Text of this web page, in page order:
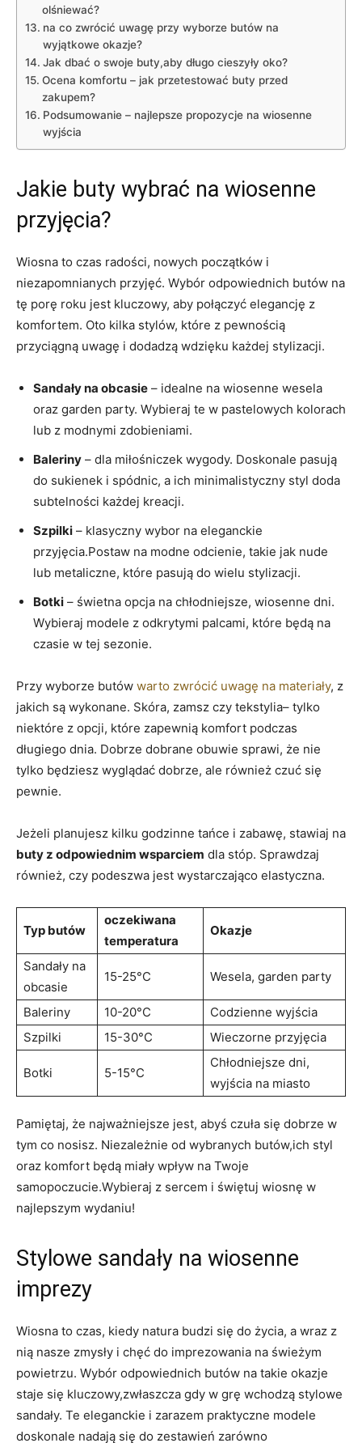
olśniewać?
na co zwrócić uwagę przy wyborze butów na
wyjątkowe okazje?
Jak dbać o swoje buty,aby długo cieszyły oko?
Ocena komfortu – jak przetestować buty przed
zakupem?
Podsumowanie – najlepsze propozycje na wiosenne
wyjścia
Jakie buty wybrać na wiosenne
przyjęcia?
Wiosna to czas radości, nowych początków i
niezapomnianych przyjęć. Wybór odpowiednich butów na
tę porę roku jest kluczowy, aby połączyć elegancję z
komfortem. Oto kilka stylów, które z pewnością
przyciągną uwagę i dodadzą wdzięku każdej stylizacji.
Sandały na obcasie – idealne na wiosenne wesela
oraz garden party. Wybieraj te w pastelowych kolorach
lub z modnymi zdobieniami.
Baleriny – dla miłośniczek wygody. Doskonale pasują
do sukienek i spódnic, a ich minimalistyczny styl doda
subtelności każdej kreacji.
Szpilki – klasyczny wybor na eleganckie
przyjęcia.Postaw na modne odcienie, takie jak nude
lub metaliczne, które pasują do wielu stylizacji.
Botki – świetna opcja na chłodniejsze, wiosenne dni.
Wybieraj modele z odkrytymi palcami, które będą na
czasie w tej sezonie.
Przy wyborze butów warto zwrócić uwagę na materiały, z
jakich są wykonane. Skóra, zamsz czy tekstylia– tylko
niektóre z opcji, które zapewnią komfort podczas
długiego dnia. Dobrze dobrane obuwie sprawi, że nie
tylko będziesz wyglądać dobrze, ale również czuć się
pewnie.
Jeżeli planujesz kilku godzinne tańce i zabawę, stawiaj na
buty z odpowiednim wsparciem dla stóp. Sprawdzaj
również, czy podeszwa jest wystarczająco elastyczna.
Typ butów
oczekiwana
temperatura
Okazje
Sandały na
obcasie
15-25°C Wesela, garden party
Baleriny 10-20°C
Codzienne wyjścia
Szpilki
15-30°C Wieczorne przyjęcia
Botki 5-15°C
Chłodniejsze dni,
wyjścia na miasto
Pamiętaj, że najważniejsze jest, abyś czuła się dobrze w
tym co nosisz. Niezależnie od wybranych butów,ich styl
oraz komfort będą miały wpływ na Twoje
samopoczucie.Wybieraj z sercem i świętuj wiosnę w
najlepszym wydaniu!
Stylowe sandały na wiosenne
imprezy
Wiosna to czas, kiedy natura budzi się do życia, a wraz z
nią nasze zmysły i chęć do imprezowania na świeżym
powietrzu. Wybór odpowiednich butów na takie okazje
staje się kluczowy,zwłaszcza gdy w grę wchodzą stylowe
sandały. Te eleganckie i zarazem praktyczne modele
doskonale nadają się do zestawień zarówno